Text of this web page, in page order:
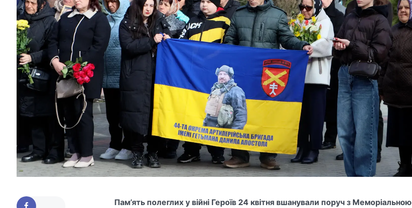
Пам’ять полеглих у війні Героїв 24 квітня вшанували поруч з Меморіальною